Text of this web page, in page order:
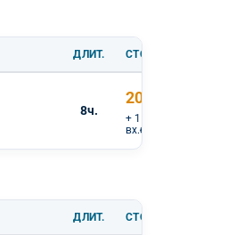
ДЛИТ. СТОИМОСТЬ
8ч.
20 000 ₽
+ 1 000 ₽
вх.билеты
ДЛИТ. СТОИМОСТЬ